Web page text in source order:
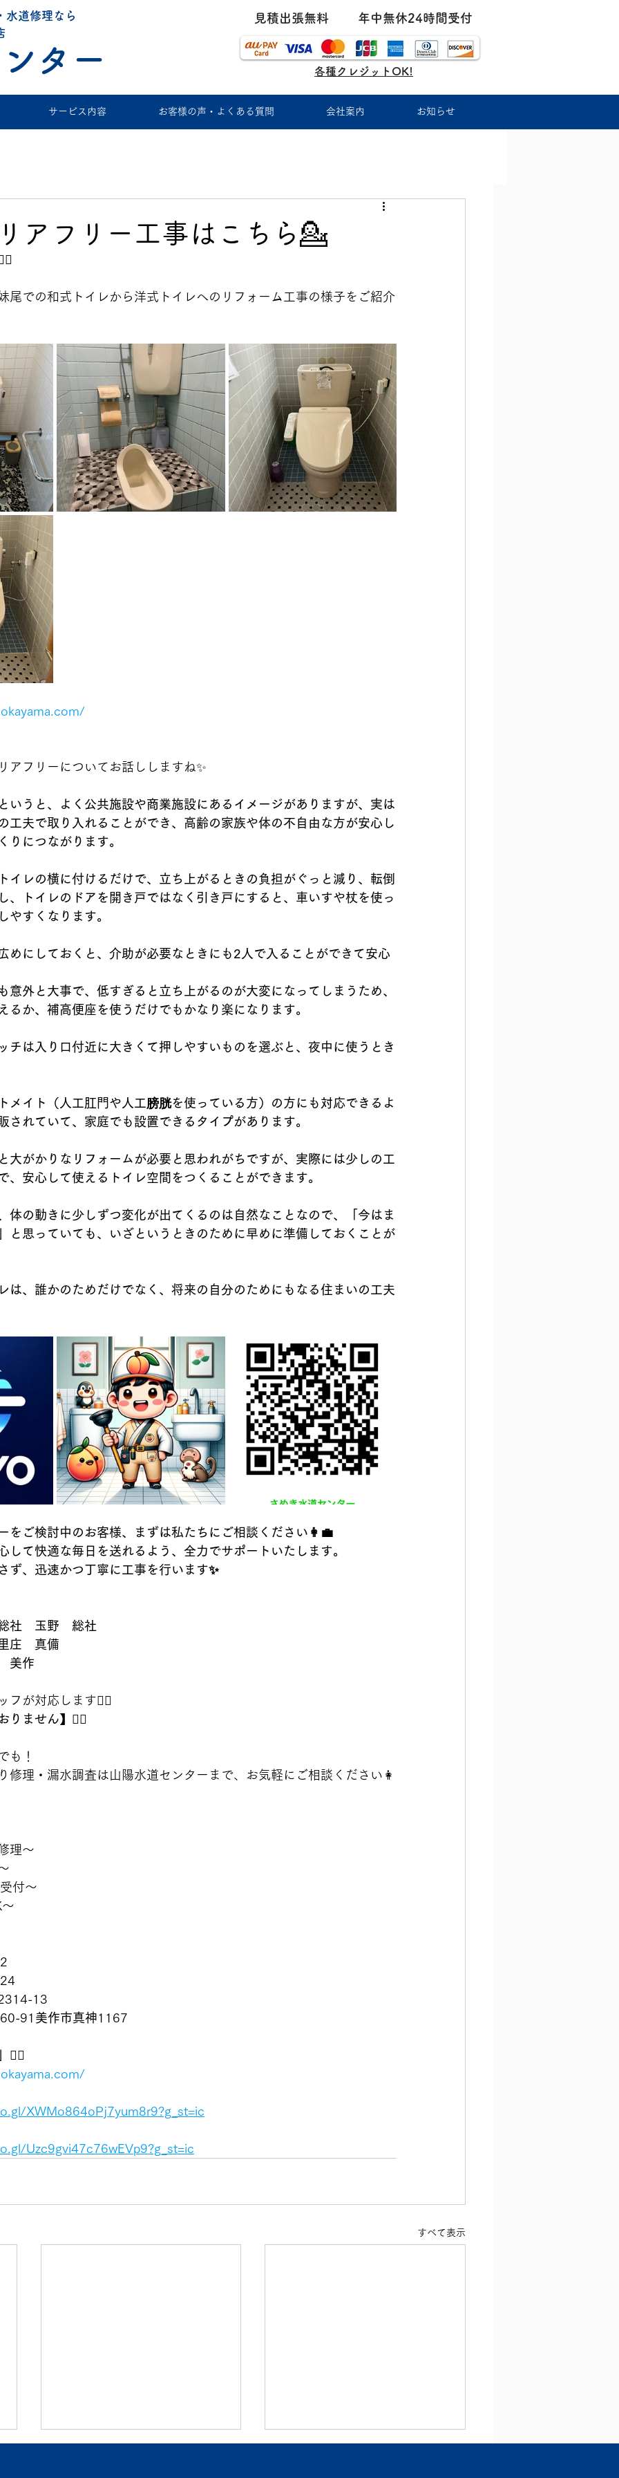
水道修理なら
ター
​見積出張無料 年中無休24時間受付
各種クレジットOK!
サービス内容 お客様の声・よくある質問 会社案内 お知らせ
アフリー工事はこちら💁
尾での和式トイレから洋式トイレへのリフォーム工事の様子をご紹介
アフリーについてお話ししますね✨
いうと、よく公共施設や商業施設にあるイメージがありますが、実は
工夫で取り入れることができ、高齢の家族や体の不自由な方が安心し
りにつながります。
イレの横に付けるだけで、立ち上がるときの負担がぐっと減り、転倒
、トイレのドアを開き戸ではなく引き戸にすると、車いすや杖を使っ
やすくなります。
めにしておくと、介助が必要なときにも2人で入ることができて安心
意外と大事で、低すぎると立ち上がるのが大変になってしまうため、
るか、補高便座を使うだけでもかなり楽になります。
チは入り口付近に大きくて押しやすいものを選ぶと、夜中に使うとき
メイト（人工肛門や人工膀胱を使っている方）の方にも対応できるよ
されていて、家庭でも設置できるタイプがあります。
大がかりなリフォームが必要と思われがちですが、実際には少しの工
、安心して使えるトイレ空間をつくることができます。
体の動きに少しずつ変化が出てくるのは自然なことなので、「今はま
と思っていても、いざというときのために早めに準備しておくことが
は、誰かのためだけでなく、将来の自分のためにもなる住まいの工夫
をご検討中のお客様、まずは私たちにご相談ください👩‍💼
して快適な毎日を送れるよう、全力でサポートいたします。
ず、迅速かつ丁寧に工事を行います✨
社　玉野　総社
庄　真備
美作
フが対応します👷‍♂️
りません】🙇‍♂️
も！
修理・漏水調査は山陽水道センターまで、お気軽にご相談ください👩
理〜
付〜
13
91 美作市真神1167
👷‍♂️
XWMo864oPj7yum8r9?g_st=ic
Uzc9gvi47c76wEVp9?g_st=ic
すべて表示